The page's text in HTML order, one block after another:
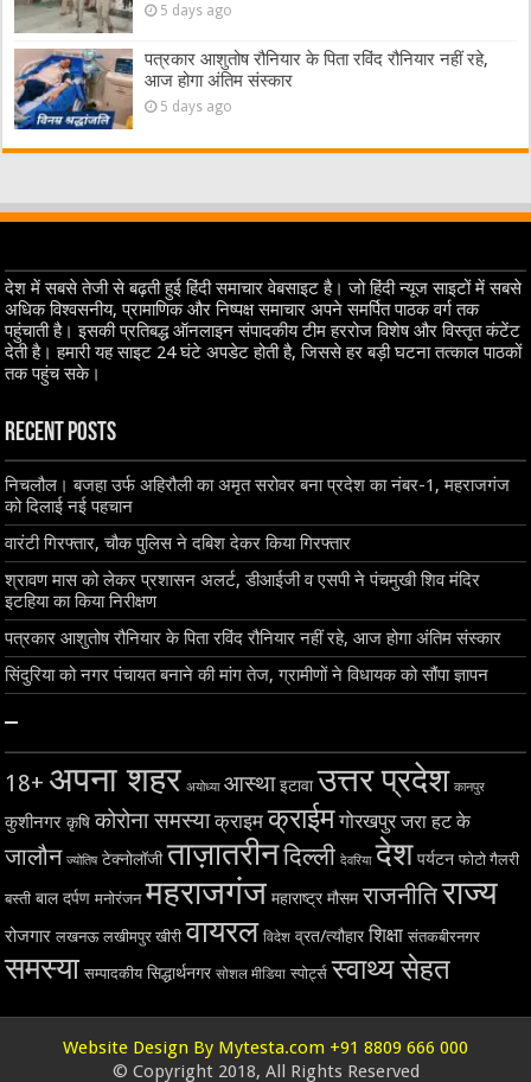
5 days ago
पत्रकार आशुतोष रौनियार के पिता रविंद रौनियार नहीं रहे,
आज होगा अंतिम संस्कार
5 days ago
देश में सबसे तेजी से बढ़ती हुई हिंदी समाचार वेबसाइट है। जो हिंदी न्यूज साइटों में सबसे
अधिक विश्वसनीय, प्रामाणिक और निष्पक्ष समाचार अपने समर्पित पाठक वर्ग तक
पहुंचाती है। इसकी प्रतिबद्ध ऑनलाइन संपादकीय टीम हररोज विशेष और विस्तृत कंटेंट
देती है। हमारी यह साइट 24 घंटे अपडेट होती है, जिससे हर बड़ी घटना तत्काल पाठकों
तक पहुंच सके।
Recent Posts
निचलौल। बजहा उर्फ अहिरौली का अमृत सरोवर बना प्रदेश का नंबर-1, महराजगंज
को दिलाई नई पहचान
वारंटी गिरफ्तार, चौक पुलिस ने दबिश देकर किया गिरफ्तार
श्रावण मास को लेकर प्रशासन अलर्ट, डीआईजी व एसपी ने पंचमुखी शिव मंदिर
इटहिया का किया निरीक्षण
पत्रकार आशुतोष रौनियार के पिता रविंद रौनियार नहीं रहे, आज होगा अंतिम संस्कार
सिंदुरिया को नगर पंचायत बनाने की मांग तेज, ग्रामीणों ने विधायक को सौंपा ज्ञापन
–
18+ अपना शहर अयोध्या आस्था इटावा उत्तर प्रदेश कानपुर
कुशीनगर कृषि कोरोना समस्या क्राइम क्राईम गोरखपुर जरा हट के
जालौन ज्योतिष टेक्नोलॉजी ताज़ातरीनदिल्ली देवरिया देश पर्यटन फोटो गैलरी
बस्ती बाल दर्पण मनोरंजन महराजगंज महाराष्ट्र मौसम राजनीतिराज्य
रोजगार लखनऊ लखीमपुर खीरी वायरल विदेश व्रत/त्यौहार शिक्षा संतकबीरनगर
समस्या सम्पादकीय सिद्धार्थनगर सोशल मीडिया स्पोर्ट्स स्वाथ्य सेहत
Website Design By Mytesta.com +91 8809 666 000
© Copyright 2018, All Rights Reserved